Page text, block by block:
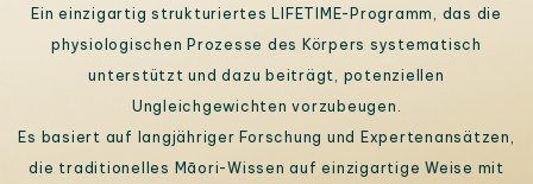
Ein einzigartig strukturiertes LIFETIME-Programm, das die
physiologischen Prozesse des Körpers systematisch
unterstützt und dazu beiträgt, potenziellen
Ungleichgewichten vorzubeugen.
Es basiert auf langjähriger Forschung und Expertenansätzen,
die traditionelles Māori-Wissen auf einzigartige Weise mit